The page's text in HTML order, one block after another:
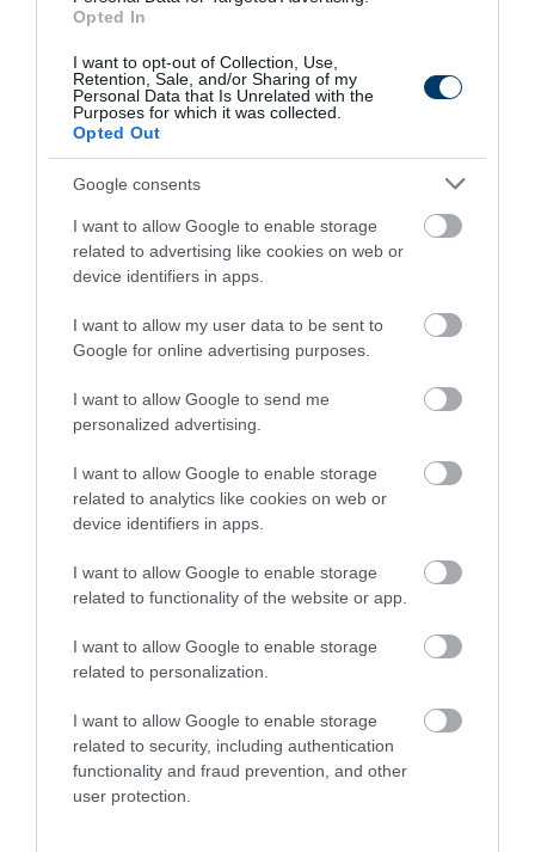
Opted In
I want to opt-out of Collection, Use,
Retention, Sale, and/or Sharing of my
Personal Data that Is Unrelated with the
Purposes for which it was collected.
Opted Out
Google consents
I want to allow Google to enable storage
related to advertising like cookies on web or
device identifiers in apps.
I want to allow my user data to be sent to
Google for online advertising purposes.
I want to allow Google to send me
personalized advertising.
I want to allow Google to enable storage
related to analytics like cookies on web or
device identifiers in apps.
I want to allow Google to enable storage
related to functionality of the website or app.
I want to allow Google to enable storage
related to personalization.
I want to allow Google to enable storage
related to security, including authentication
functionality and fraud prevention, and other
user protection.
Fungus Dries Up And Falls Off After The First
282
One Teaspoon And All The Worms In The Body
233 42 253